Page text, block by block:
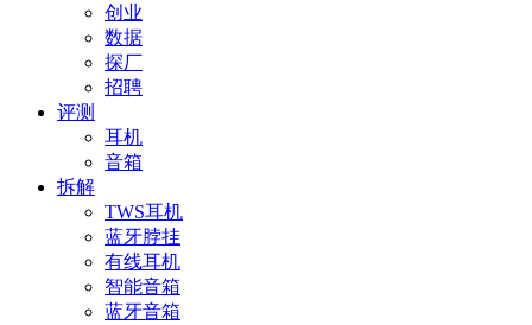
创业
数据
探厂
招聘
评测
耳机
音箱
拆解
TWS耳机
蓝牙脖挂
有线耳机
智能音箱
蓝牙音箱